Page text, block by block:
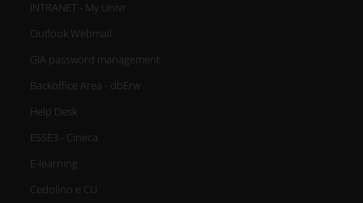
INTRANET - My Univr
Outlook Webmail
GIA password management
Backoffice Area - dbErw
Help Desk
ESSE3 - Cineca
E-learning
Cedolino e CU